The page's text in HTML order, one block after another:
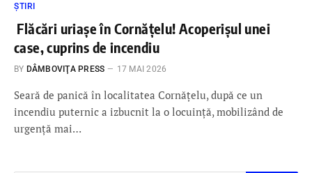
ȘTIRI
Flăcări uriașe în Cornățelu! Acoperișul unei
case, cuprins de incendiu
BY DÂMBOVIŢA PRESS 17 MAI 2026
Seară de panică în localitatea Cornățelu, după ce un
incendiu puternic a izbucnit la o locuință, mobilizând de
urgență mai…